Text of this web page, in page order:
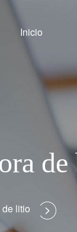
Inicio
litio